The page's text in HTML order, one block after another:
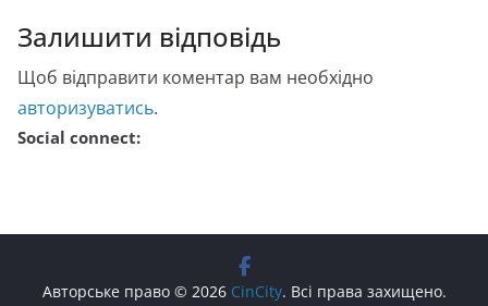
Залишити відповідь
Щоб відправити коментар вам необхідно
авторизуватись.
Social connect:
Авторське право © 2026 CinCity. Всі права захищено.